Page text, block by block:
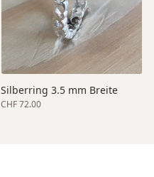
Silberring 3.5 mm Breite
CHF 72.00